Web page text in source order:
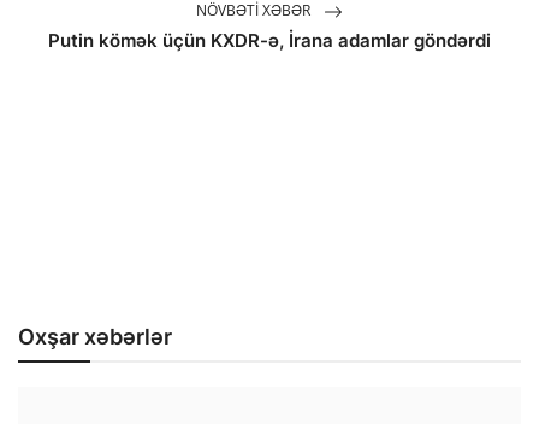
NÖVBƏTI XƏBƏR
Putin kömək üçün KXDR-ə, İrana adamlar göndərdi
Oxşar xəbərlər